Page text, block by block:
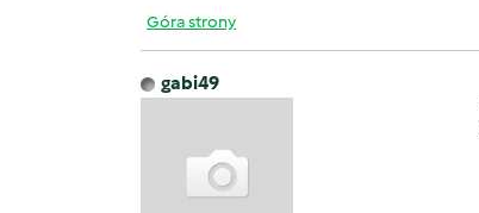
Góra strony
gabi49